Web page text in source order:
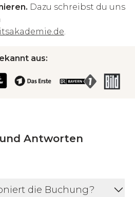
Dazu schreibst du uns
.
aus:
Antworten
die Buchung?